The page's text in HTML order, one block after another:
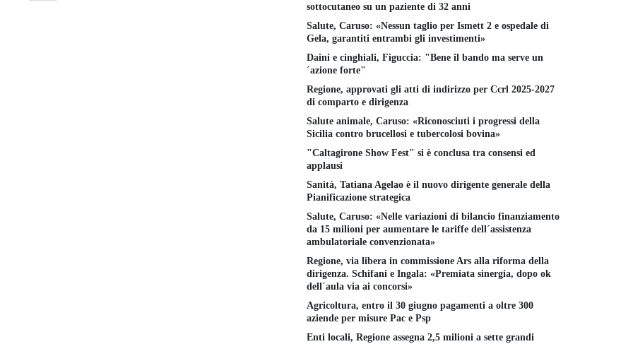
sottocutaneo su un paziente di 32 anni
Salute, Caruso: «Nessun taglio per Ismett 2 e ospedale di
Gela, garantiti entrambi gli investimenti»
Daini e cinghiali, Figuccia: "Bene il bando ma serve un
´azione forte"
Regione, approvati gli atti di indirizzo per Ccrl 2025-2027
di comparto e dirigenza
Salute animale, Caruso: «Riconosciuti i progressi della
Sicilia contro brucellosi e tubercolosi bovina»
"Caltagirone Show Fest" si è conclusa tra consensi ed
applausi
Sanità, Tatiana Agelao è il nuovo dirigente generale della
Pianificazione strategica
Salute, Caruso: «Nelle variazioni di bilancio finanziamento
da 15 milioni per aumentare le tariffe dell´assistenza
ambulatoriale convenzionata»
Regione, via libera in commissione Ars alla riforma della
dirigenza. Schifani e Ingala: «Premiata sinergia, dopo ok
dell´aula via ai concorsi»
Agricoltura, entro il 30 giugno pagamenti a oltre 300
aziende per misure Pac e Psp
Enti locali, Regione assegna 2,5 milioni a sette grandi